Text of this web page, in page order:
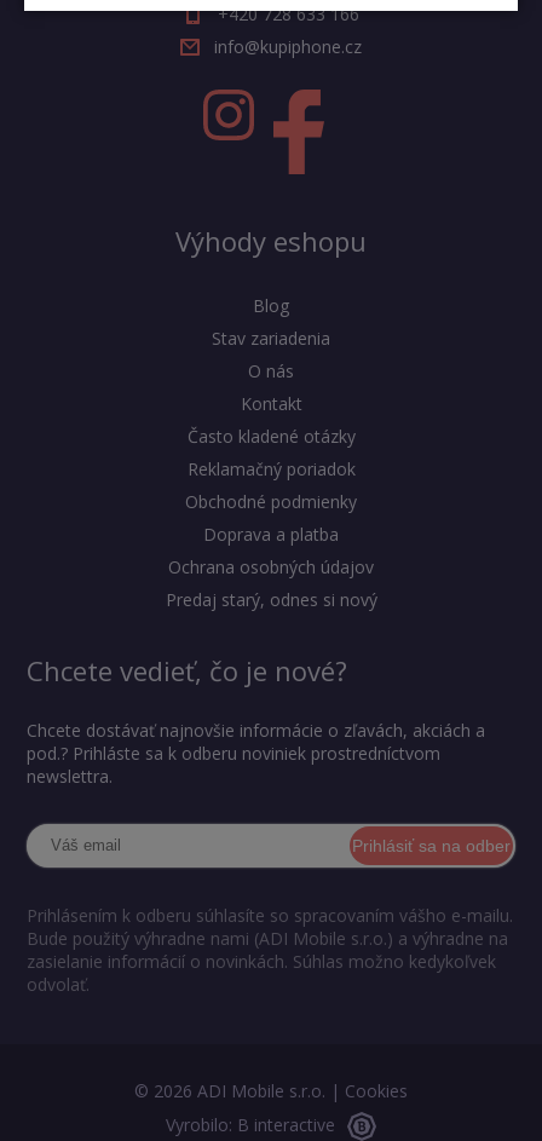
+420 728 633 166
info@kupiphone.cz
Výhody eshopu
Blog
Stav zariadenia
O nás
Kontakt
Často kladené otázky
Reklamačný poriadok
Obchodné podmienky
Doprava a platba
Ochrana osobných údajov
Predaj starý, odnes si nový
Chcete vedieť, čo je nové?
Chcete dostávať najnovšie informácie o zľavách, akciách a
pod.? Prihláste sa k odberu noviniek prostredníctvom
newslettra.
Prihlásiť sa na odber
Prihlásením k odberu súhlasíte so spracovaním vášho e-mailu.
Bude použitý výhradne nami (ADI Mobile s.r.o.) a výhradne na
zasielanie informácií o novinkách. Súhlas možno kedykoľvek
odvolať.
© 2026 ADI Mobile s.r.o. | Cookies
Vyrobilo: B interactive